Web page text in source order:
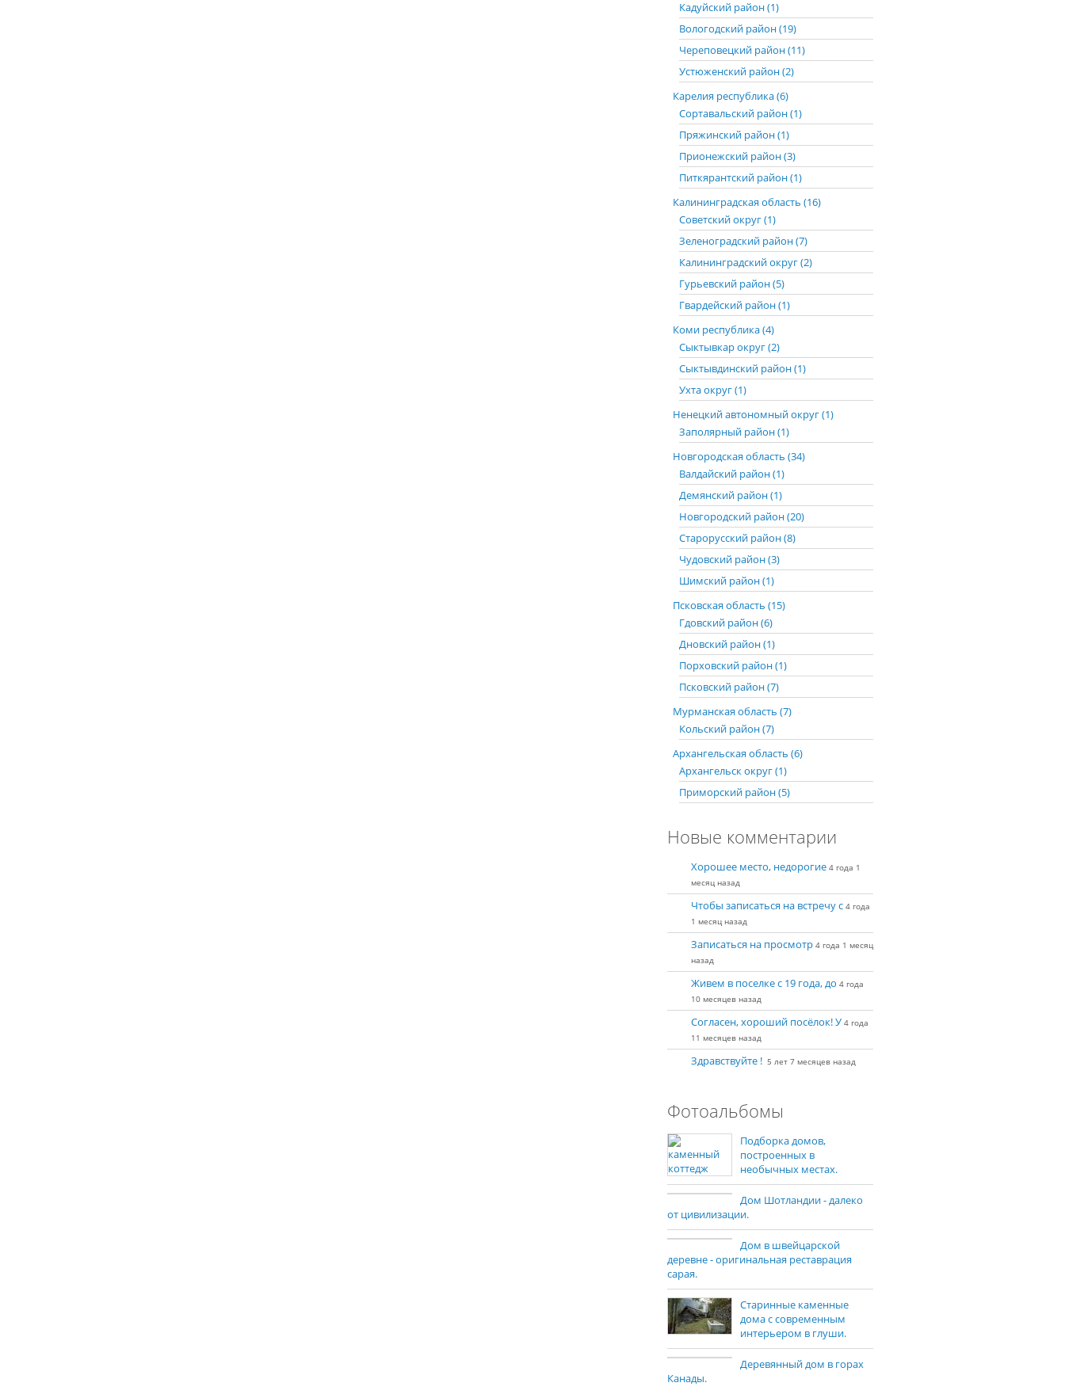
Кадуйский район (1)
Вологодский район (19)
Череповецкий район (11)
Устюженский район (2)
Карелия республика (6)
Сортавальский район (1)
Пряжинский район (1)
Прионежский район (3)
Питкярантский район (1)
Калининградская область (16)
Советский округ (1)
Зеленоградский район (7)
Калининградский округ (2)
Гурьевский район (5)
Гвардейский район (1)
Коми республика (4)
Сыктывкар округ (2)
Сыктывдинский район (1)
Ухта округ (1)
Ненецкий автономный округ (1)
Заполярный район (1)
Новгородская область (34)
Валдайский район (1)
Демянский район (1)
Новгородский район (20)
Старорусский район (8)
Чудовский район (3)
Шимский район (1)
Псковская область (15)
Гдовский район (6)
Дновский район (1)
Порховский район (1)
Псковский район (7)
Мурманская область (7)
Кольский район (7)
Архангельская область (6)
Архангельск округ (1)
Приморский район (5)
Новые комментарии
Хорошее место, недорогие 4 года 1
месяц назад
Чтобы записаться на встречу с 4 года
1 месяц назад
Записаться на просмотр 4 года 1 месяц
назад
Живем в поселке с 19 года, до 4 года
10 месяцев назад
Согласен, хороший посёлок! У 4 года
11 месяцев назад
Здравствуйте ! 5 лет 7 месяцев назад
Фотоальбомы
Подборка домов,
построенных в
необычных местах.
Дом Шотландии - далеко
от цивилизации.
Дом в швейцарской
деревне - оригинальная реставрация
сарая.
Старинные каменные
дома с современным
интерьером в глуши.
Деревянный дом в горах
Канады.